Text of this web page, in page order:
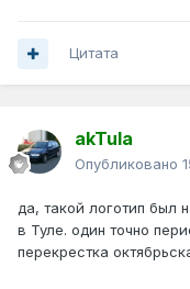
Цитата
akTula
Опубликовано
да, такой логотип был
в Туле. один точно
перекрестка